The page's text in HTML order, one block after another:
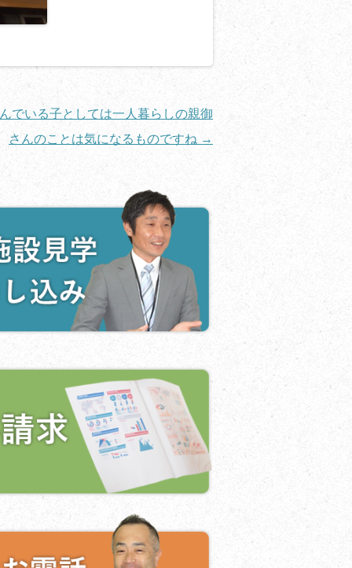
でいる子としては一人暮らしの親御
さんのことは気になるものですね →